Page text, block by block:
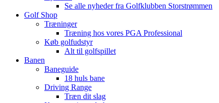
Se alle nyheder fra Golfklubben Storstrømmen
Golf Shop
Træninger
Træning hos vores PGA Professional
Køb golfudstyr
Alt til golfspillet
Banen
Baneguide
18 huls bane
Driving Range
Træn dit slag